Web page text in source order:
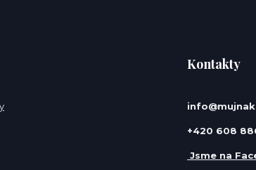
Kontakty
+420 608
Jsme na